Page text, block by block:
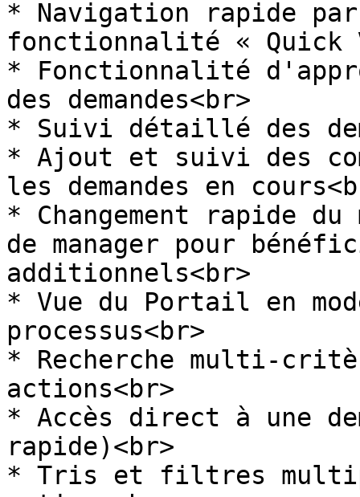
* Navigation rapide
fonctionnalité « Quick
* Fonctionnalité
des demandes<br>
* Suivi détaillé des
* Ajout et suivi des
les demandes en
* Changement rapide
de manager pour
additionnels<br>
* Vue du Portail en
processus<br>
* Recherche multi-
actions<br>
* Accès direct à une
rapide)<br>
* Tris et filtres